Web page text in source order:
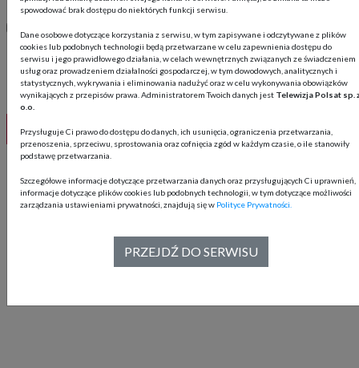
sp. z o.o. przy użyciu telekomunikacyjnych urządzeń
końcowych i automatycznych systemów wywołujących.
spowodować brak dostępu do niektórych funkcji serwisu.
Dane osobowe dotyczące korzystania z serwisu, w tym zapisywane i odczytywane z plików
cookies lub podobnych technologii będą przetwarzane w celu zapewnienia dostępu do
serwisu i jego prawidłowego działania, w celach wewnętrznych związanych ze świadczeniem
usług oraz prowadzeniem działalności gospodarczej, w tym dowodowych, analitycznych i
statystycznych, wykrywania i eliminowania nadużyć oraz w celu wykonywania obowiązków
wynikających z przepisów prawa. Administratorem Twoich danych jest Telewizja Polsat sp.
o.o.
Przysługuje Ci prawo do dostępu do danych, ich usunięcia, ograniczenia przetwarzania,
przenoszenia, sprzeciwu, sprostowania oraz cofnięcia zgód w każdym czasie, o ile stanowiły
podstawę przetwarzania.
Szczegółowe informacje dotyczące przetwarzania danych oraz przysługujących Ci uprawnień,
informacje dotyczące plików cookies lub podobnych technologii, w tym dotyczące możliwości
zarządzania ustawieniami prywatności, znajdują się w Polityce Prywatności.
PRZEJDŹ DO SERWISU